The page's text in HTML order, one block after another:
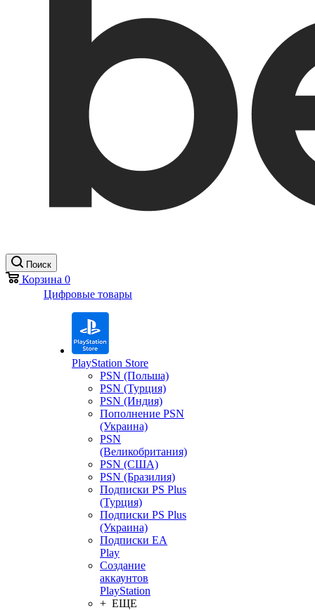
Поиск
Корзина 0
Цифровые товары
PlayStation Store
PSN (Польша)
PSN (Турция)
PSN (Индия)
Пополнение PSN
(Украина)
PSN
(Великобритания)
PSN (США)
PSN (Бразилия)
Подписки PS Plus
(Турция)
Подписки PS Plus
(Украина)
Подписки EA
Play
Создание
аккаунтов
PlayStation
+ ЕЩЕ